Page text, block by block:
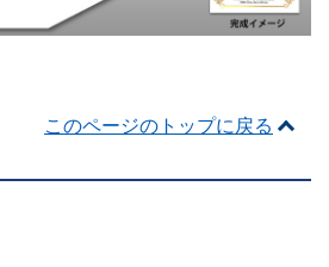
このページのトップに戻る